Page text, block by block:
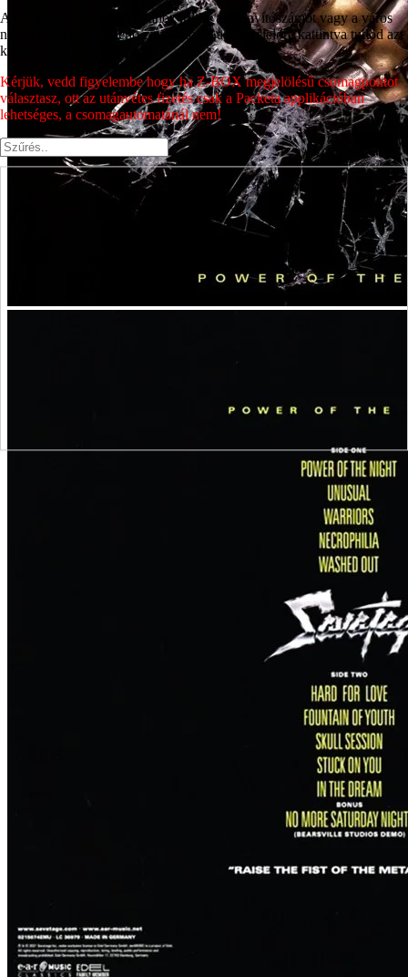
A csomagpont kiválasztásához írd be az irányítószámot vagy a város
nevét, majd a megjelenő címek közül a megfelelőre kattintva tudod azt
kiválasztani.
Kérjük, vedd figyelembe hogy ha Z-BOX megjelölésű csomagpontot
választasz, ott az utánvétes fizetés csak a Packeta applikációban
lehetséges, a csomagautomatánál nem!